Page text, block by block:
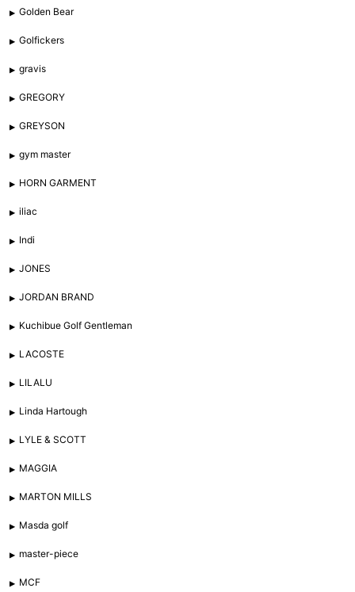
Golden Bear
Golfickers
gravis
GREGORY
GREYSON
gym master
HORN GARMENT
iliac
Indi
JONES
JORDAN BRAND
Kuchibue Golf Gentleman
LACOSTE
LILALU
Linda Hartough
LYLE & SCOTT
MAGGIA
MARTON MILLS
Masda golf
master-piece
MCF